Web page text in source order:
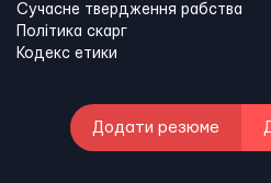
Сучасне твердження рабства
Політика скарг
Кодекс етики
Додати резюме